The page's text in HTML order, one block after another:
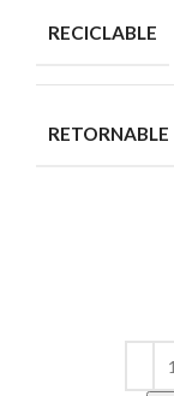
RECICLABLE
RETORNABLE